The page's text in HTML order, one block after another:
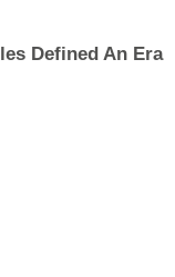
Defined An Era